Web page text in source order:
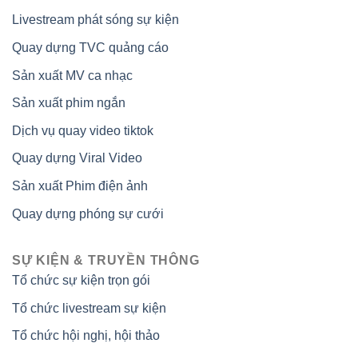
Livestream phát sóng sự kiện
Quay dựng TVC quảng cáo
Sản xuất MV ca nhạc
Sản xuất phim ngắn
Dịch vụ quay video tiktok
Quay dựng Viral Video
Sản xuất Phim điện ảnh
Quay dựng phóng sự cưới
SỰ KIỆN & TRUYỀN THÔNG
Tổ chức sự kiện trọn gói
Tổ chức livestream sự kiện
Tổ chức hội nghị, hội thảo